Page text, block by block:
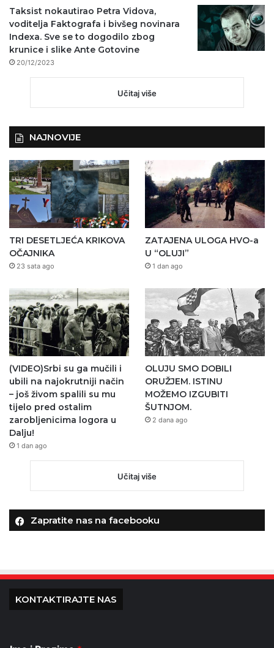
Taksist nokautirao Petra Vidova,
voditelja Faktografa i bivšeg novinara
Indexa. Sve se to dogodilo zbog
krunice i slike Ante Gotovine
20/12/2023
Učitaj više
NAJNOVIJE
TRI DESETLJEĆA KRIKOVA
OČAJNIKA
23 sata ago
ZATAJENA ULOGA HVO-a
U “OLUJI”
1 dan ago
(VIDEO)Srbi su ga mučili i
ubili na najokrutniji način
– još živom spalili su mu
tijelo pred ostalim
zarobljenicima logora u
Dalju!
1 dan ago
OLUJU SMO DOBILI
ORUŽJEM. ISTINU
MOŽEMO IZGUBITI
ŠUTNJOM.
2 dana ago
Učitaj više
Zapratite nas na facebooku
KONTAKTIRAJTE NAS